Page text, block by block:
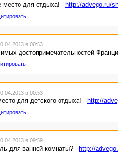
место для отдыха! - http://advego.ru/
в 00:53
достопримечательностей
в 00:53
для детского отдыха! - http://
в 09:59
для ванной комнаты? - http://